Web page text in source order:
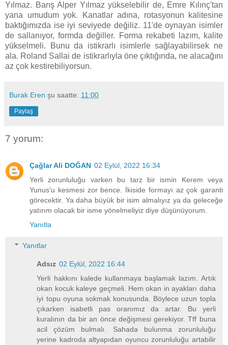
Yılmaz. Barış Alper Yılmaz yükselebilir de, Emre Kılınç'tan
yana umudum yok. Kanatlar adına, rotasyonun kalitesine
baktığımızda ise iyi seviyede değiliz. 11'de oynayan isimler
de sallanıyor, formda değiller. Forma rekabeti lazım, kalite
yükselmeli. Bunu da istikrarlı isimlerle sağlayabilirsek ne
ala. Roland Sallai de istikrarlıyla öne çıktığında, ne alacağını
az çok kestirebiliyorsun.
Burak Eren şu saatte: 11:00
Paylaş
7 yorum:
Çağlar Ali DOĞAN 02 Eylül, 2022 16:34
Yerli zorunluluğu varken bu tarz bir ismin Kerem veya
Yunus'u kesmesi zor bence. İkiside formayı az çok garanti
görecektir. Ya daha büyük bir isim almalıyız ya da geleceğe
yatırım olacak bir isme yönelmeliyiz diye düşünüyorum.
Yanıtla
Yanıtlar
Adsız 02 Eylül, 2022 16:44
Yerli hakkını kalede kullanmaya başlamak lazım. Artık
okan kocuk kaleye geçmeli. Hem okan in ayakları daha
iyi topu oyuna sokmak konusunda. Böylece uzun topla
çıkarken isabetli pas oranımız da artar. Bu yerli
kuralının da bir an önce değişmesi gerekiyor. Tff buna
acil çözüm bulmalı. Sahada bulunma zorunluluğu
yerine kadroda altyapıdan oyuncu zorunluluğu artabilir